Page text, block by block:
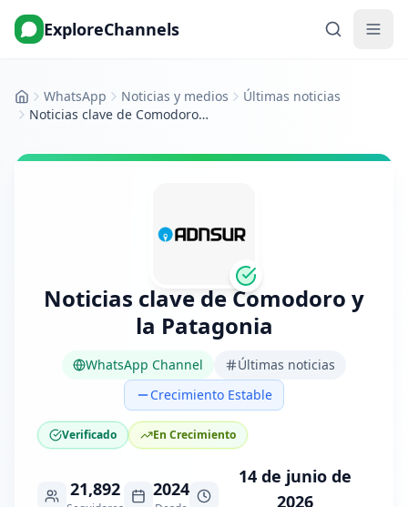
ExploreChannels
InicioWhatsApp Noticias y medios
Últimas noticias
Noticias clave de Comodoro y la Patagonia
Noticias clave de Comodoro y
la Patagonia
WhatsApp Channel
Últimas noticias
Crecimiento Estable
Verificado En Crecimiento
21,892 2024
14 de junio de
2026